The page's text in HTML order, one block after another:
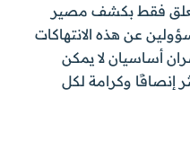
فقط بكشف مصير
عن هذه الانتهاكات
أساسيان لا يمكن
إنصافًا وكرامة لكل